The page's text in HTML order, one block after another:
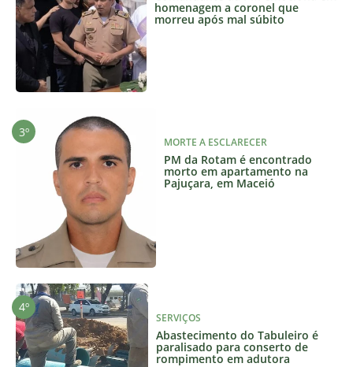
homenagem a coronel que
morreu após mal súbito
MORTE A ESCLARECER
PM da Rotam é encontrado
morto em apartamento na
Pajuçara, em Maceió
SERVIÇOS
Abastecimento do Tabuleiro é
paralisado para conserto de
rompimento em adutora